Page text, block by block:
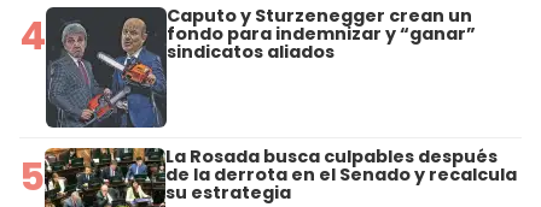
4 Caputo y Sturzenegger crean un
fondo para indemnizar y “ganar”
sindicatos aliados
5 La Rosada busca culpables después
de la derrota en el Senado y recalcula
su estrategia